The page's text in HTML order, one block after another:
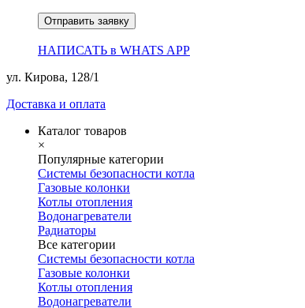
Отправить заявку
НАПИСАТЬ в WHATS APP
ул. Кирова, 128/1
Доставка и оплата
Каталог товаров
×
Популярные категории
Системы безопасности котла
Газовые колонки
Котлы отопления
Водонагреватели
Радиаторы
Все категории
Системы безопасности котла
Газовые колонки
Котлы отопления
Водонагреватели